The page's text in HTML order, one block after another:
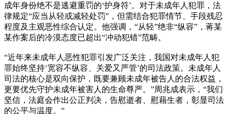
成年身份绝不是逃避重罚的‘护身符’。对于未成年人犯罪，法
律规定“应当从轻或减轻处罚”，但需结合犯罪情节、手段残忍
程度及主观恶性综合认定。他强调，“从轻”绝非“纵容”，蒋某
某作案后的冷漠态度已超出“冲动犯错”范畴。
“近年来未成年人恶性犯罪引发广泛关注，我国对未成年人犯
罪始终坚持‘宽容不纵容、关爱又严管’的司法政策。未成年人
司法的核心是双向保护，既要兼顾未成年被告人的合法权益，
更要优先守护未成年被害人的生命尊严。”周兆成表示，“我们
坚信，法庭会作出公正判决，告慰逝者、慰藉生者，彰显司法
的公平与温度。”